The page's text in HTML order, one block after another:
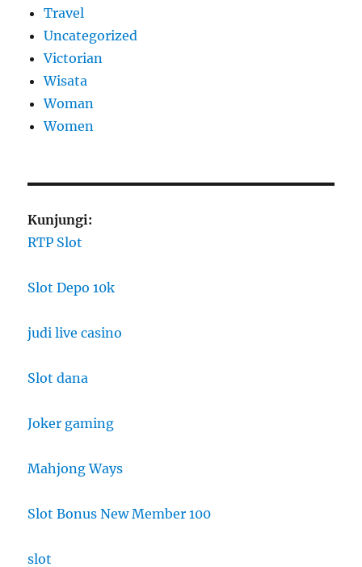
Travel
Uncategorized
Victorian
Wisata
Woman
Women
Kunjungi:
RTP Slot
Slot Depo 10k
judi live casino
Slot dana
Joker gaming
Mahjong Ways
Slot Bonus New Member 100
slot